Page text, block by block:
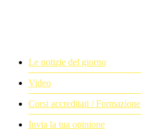
Le notizie del giorno
Video
Corsi accreditati / Formazione
Invia la tua opinione